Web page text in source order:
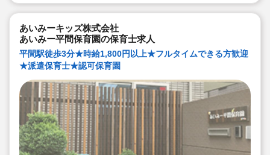
あいみーキッズ株式会社
あいみー平間保育園の保育士求人
平間駅徒歩3分★時給1,800円以上★フルタイムできる方歓迎
★派遣保育士★認可保育園